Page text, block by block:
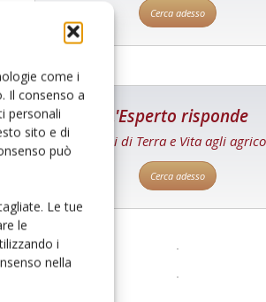
come i
Il consenso a
personali
sito e di
può
Le tue
le
i
nella
Cerca adesso
L'Esperto risponde
I consigli di Terra e Vita agli
Cerca adesso